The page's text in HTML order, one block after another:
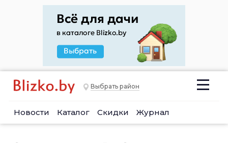
Выбрать район
Новости Каталог Скидки Журнал